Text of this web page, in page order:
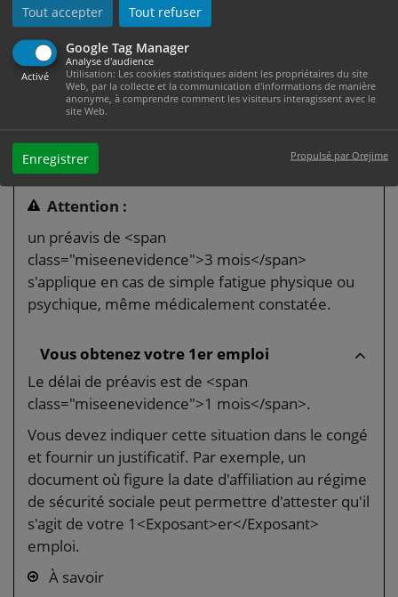
Tout accepter Tout refuser
Google Tag Manager
Activé
Analyse d'audience
Utilisation: Les cookies statistiques aident les propriétaires du site
Web, par la collecte et la communication d'informations de manière
anonyme, à comprendre comment les visiteurs interagissent avec le
site Web.
Enregistrer Propulsé par Orejime
Votre état de santé justifie un changement
de domicile
Le délai de préavis est de <span
class="miseenevidence">1 mois</span>.
le congé et fournir un justificatif (par exemple, un
certificat médical).
Attention :
un préavis de <span
class="miseenevidence">3 mois</span>
s'applique en cas de simple fatigue physique ou
psychique, même médicalement constatée.
Vous obtenez votre 1er emploi
Le délai de préavis est de <span
class="miseenevidence">1 mois</span>.
Vous devez indiquer cette situation dans le congé
et fournir un justificatif. Par exemple, un
document où figure la date d'affiliation au régime
de sécurité sociale peut permettre d'attester qu'il
s'agit de votre 1<Exposant>er</Exposant>
emploi.
À savoir